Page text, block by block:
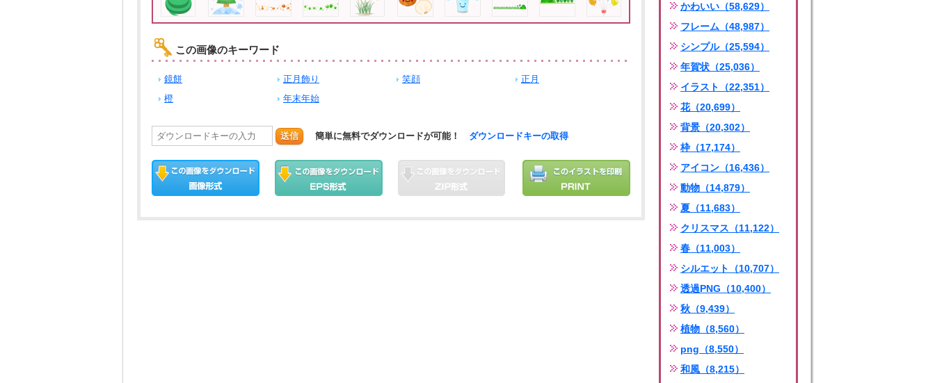
この画像のキーワード
鏡餅 正月飾り 笑顔
正月
橙
年末年始
送信 簡単に無料でダウンロードが可能！ ダウンロードキーの取得
かわいい（58,629）
フレーム（48,987）
シンプル（25,594）
年賀状（25,036）
イラスト（22,351）
花（20,699）
背景（20,302）
枠（17,174）
アイコン（16,436）
動物（14,879）
夏（11,683）
クリスマス（11,122）
春（11,003）
シルエット（10,707）
透過PNG（10,400）
秋（9,439）
植物（8,560）
png（8,550）
和風（8,215）